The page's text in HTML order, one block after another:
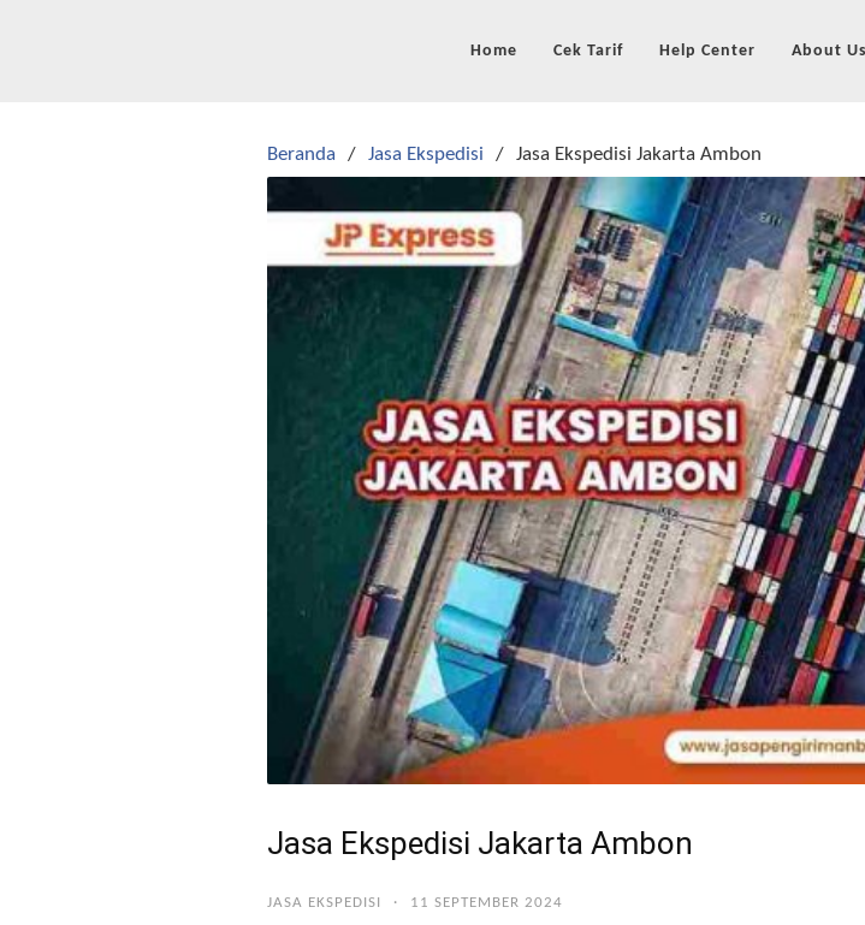
Home Cek Tarif Help Center About Us
Beranda Jasa Ekspedisi Jasa Ekspedisi Jakarta Ambon
Jasa Ekspedisi Jakarta Ambon
JASA EKSPEDISI · 11 SEPTEMBER 2024